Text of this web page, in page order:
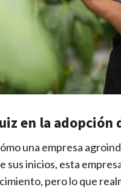
en la
una empresa
sus inicios, esta
pero lo que